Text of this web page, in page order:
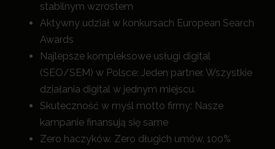
stabilnym wzrostem
Aktywny udział w konkursach European Search
Awards
Najlepsze kompleksowe usługi digital
(SEO/SEM) w Polsce: Jeden partner. Wszystkie
działania digital w jednym miejscu.
Skuteczność w myśl motto firmy: Nasze
kampanie finansują się same
Zero haczyków. Zero długich umów. 100%